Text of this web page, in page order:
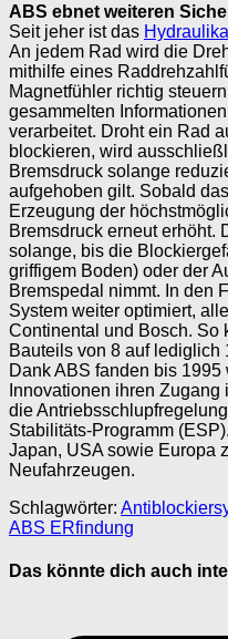
ABS ebnet weiteren
Seit jeher ist das
An jedem Rad wird die
mithilfe eines
Magnetfühler richtig
gesammelten
verarbeitet. Droht ein Rad
blockieren, wird
Bremsdruck solange
aufgehoben gilt. Sobald
Erzeugung der
Bremsdruck erneut erhöht.
solange, bis die
griffigem Boden) oder der
Bremspedal nimmt. In den
System weiter optimiert,
Continental und Bosch. So
Bauteils von 8 auf lediglich
Dank ABS fanden bis
Innovationen ihren
die
Stabilitäts-Programm
Japan, USA sowie Europa
Neufahrzeugen.
Schlagwörter:
ABS ERfindung
Das könnte dich auch